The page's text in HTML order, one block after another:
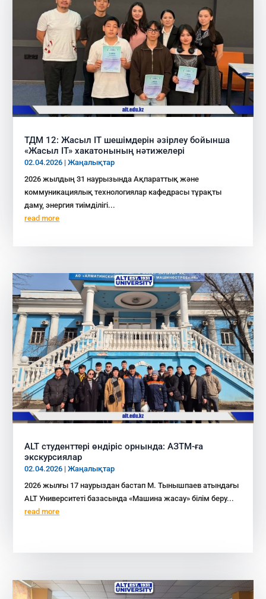
ТДМ 12: Жасыл IT шешімдерін әзірлеу бойынша
«Жасыл IT» хакатонының нәтижелері
02.04.2026 |Жаңалықтар
2026 жылдың 31 наурызында Ақпараттық және
коммуникациялық технологиялар кафедрасы тұрақты
даму, энергия тиімділігі...
read more
ALT студенттері өндіріс орнында: АЗТМ-ға
экскурсиялар
02.04.2026 |Жаңалықтар
2026 жылғы 17 наурыздан бастап М. Тынышпаев атындағы
ALT Университеті базасында «Машина жасау» білім беру...
read more